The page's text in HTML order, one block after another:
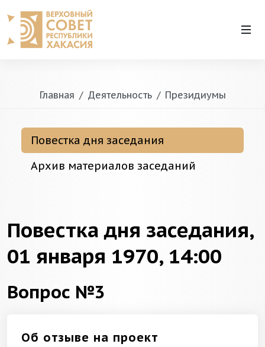
Главная Деятельность Президиумы
Повестка дня заседания
Архив материалов заседаний
Повестка дня заседания,
01 января 1970, 14:00
Вопрос №3
Об отзыве на проект